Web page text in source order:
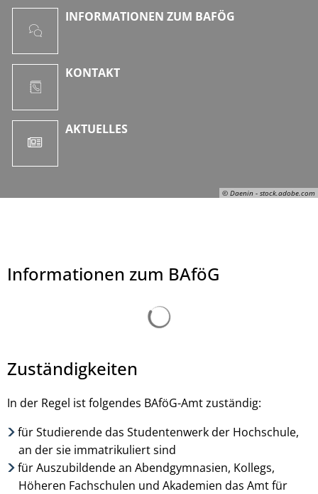
© Daenin - stock.adobe.com
INFORMATIONEN ZUM BAFÖG
KONTAKT
AKTUELLES
Informationen zum BAföG
Zuständigkeiten
In der Regel ist folgendes BAföG-Amt zuständig:
für Studierende das Studentenwerk der Hochschule,
an der sie immatrikuliert sind
für Auszubildende an Abendgymnasien, Kollegs,
Höheren Fachschulen und Akademien das Amt für